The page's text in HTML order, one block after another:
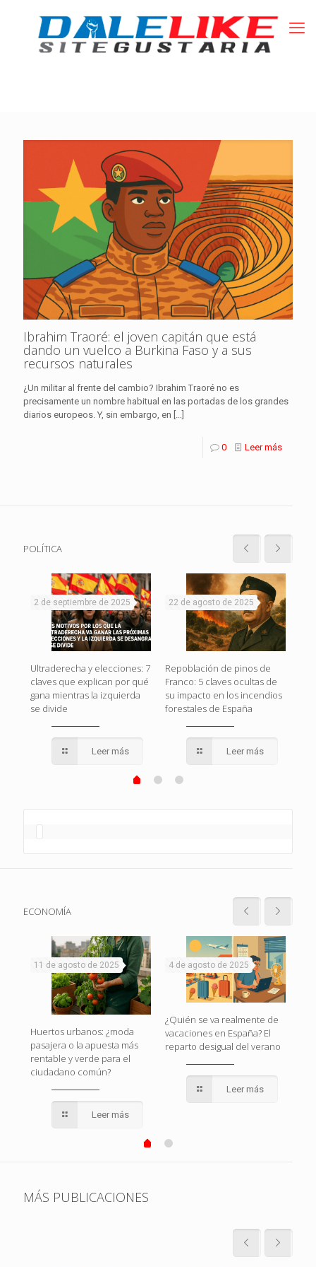
Ibrahim Traoré: el joven capitán que está
dando un vuelco a Burkina Faso y a sus
recursos naturales
¿Un militar al frente del cambio? Ibrahim Traoré no es
precisamente un nombre habitual en las portadas de los grandes
diarios europeos. Y, sin embargo, en […]
0 Leer más
POLÍTICA
2 de septiembre de 2025
Ultraderecha y elecciones: 7
claves que explican por qué
gana mientras la izquierda
se divide
Leer más
22 de agosto de 2025
Repoblación de pinos de
Franco: 5 claves ocultas de
su impacto en los incendios
forestales de España
Leer más
ECONOMÍA
11 de agosto de 2025
Huertos urbanos: ¿moda
pasajera o la apuesta más
rentable y verde para el
ciudadano común?
Leer más
4 de agosto de 2025
¿Quién se va realmente de
vacaciones en España? El
reparto desigual del verano
Leer más
MÁS PUBLICACIONES